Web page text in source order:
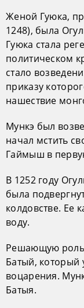
Женой Гуюка,
1248), была
Гуюка стала
политическом
стало
приказу
нашествие
Мункэ был
начал мстить
Гаймыш в
В 1252 году
была
колдовстве. Ее
воду.
Решающую роль
Батый, который
воцарения.
Батыя.